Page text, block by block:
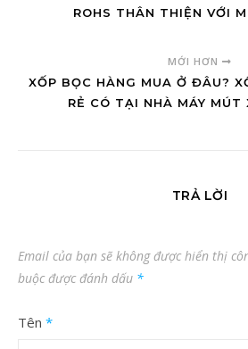
ROHS THÂN THIỆN VỚI
MỚI HƠN
XỐP BỌC HÀNG MUA Ở ĐÂU?
RẺ CÓ TẠI NHÀ MÁY MÚT
TRẢ LỜI
Email của bạn sẽ không được hiển thị
buộc được đánh dấu *
Tên *